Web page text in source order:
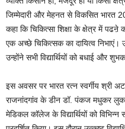
जिम्मेदारी और मेहनत से विकसित भारत
कहा कि चिकित्सा शिक्षा के क्षेत्र में
एक अच्छे चिकित्सक का दायित्व निभाएं।
उन्होंने सभी विद्यार्थियों को बधाई और
इस अवसर पर भारत रत्न स्वर्गीय श्री
राजनांदगांव के डीन डॉ. पंकज मधुकर लुका
मेडिकल कॉलेज के विद्यार्थियों को